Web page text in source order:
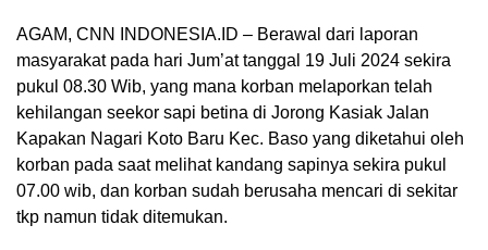
AGAM, CNN INDONESIA.ID – Berawal dari laporan
masyarakat pada hari Jum’at tanggal 19 Juli 2024 sekira
pukul 08.30 Wib, yang mana korban melaporkan telah
kehilangan seekor sapi betina di Jorong Kasiak Jalan
Kapakan Nagari Koto Baru Kec. Baso yang diketahui oleh
korban pada saat melihat kandang sapinya sekira pukul
07.00 wib, dan korban sudah berusaha mencari di sekitar
tkp namun tidak ditemukan.